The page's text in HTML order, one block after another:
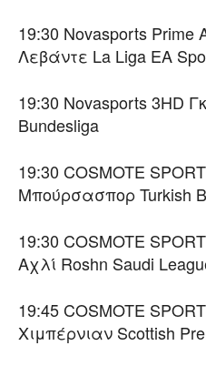
19:30 Novasports Prime
Λεβάντε La Liga EA
19:30 Novasports 3HD
Bundesliga
19:30 COSMOTE
Μπούρσασπορ Turkish
19:30 COSMOTE
Αχλί Roshn Saudi
19:45 COSMOTE
Χιμπέρνιαν Scottish